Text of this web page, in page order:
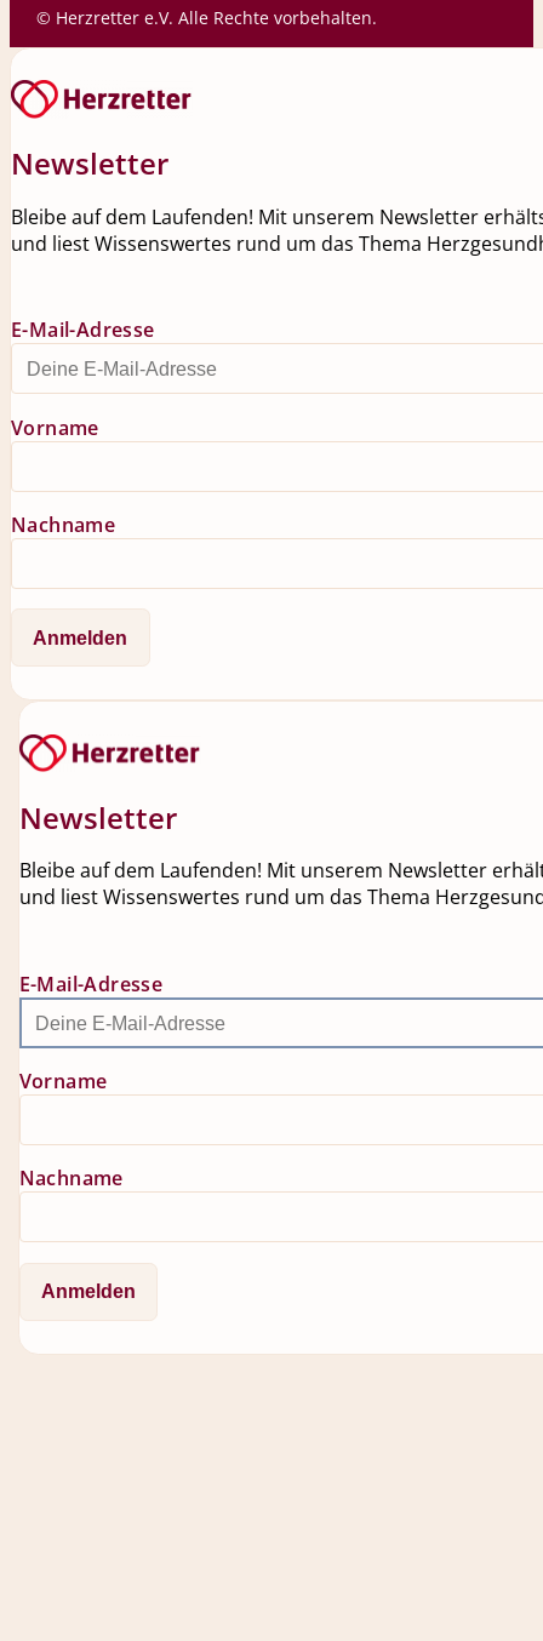
© Herzretter e.V. Alle Rechte vorbehalten.
Newsletter
Bleibe auf dem Laufenden! Mit unserem Newsletter
und liest Wissenswertes rund um das Thema
E-Mail-Adresse
Vorname
Nachname
Newsletter
Bleibe auf dem Laufenden! Mit unserem Newsletter
und liest Wissenswertes rund um das Thema
E-Mail-Adresse
Vorname
Nachname